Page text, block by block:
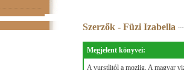
Szerzők - Füzi Izabella
Megjelent könyvei:
A vurstlitól a moziig. A magyar